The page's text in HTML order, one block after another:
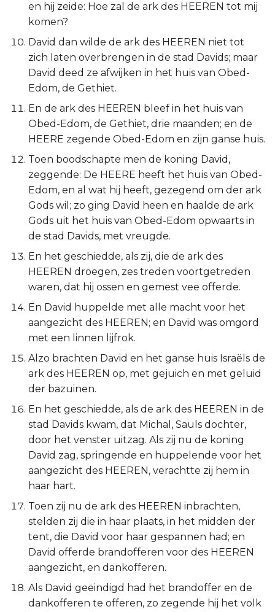
1 Petrus
2 Petrus
1 Johannes
2 Johannes
3 Johannes
Openbaring
en hij zeide: Hoe zal de ark des HEEREN tot mij
komen?
David dan wilde de ark des HEEREN niet tot
zich laten overbrengen in de stad Davids; maar
David deed ze afwijken in het huis van Obed-
Edom, de Gethiet.
En de ark des HEEREN bleef in het huis van
Obed-Edom, de Gethiet, drie maanden; en de
HEERE zegende Obed-Edom en zijn ganse huis.
Toen boodschapte men de koning David,
zeggende: De HEERE heeft het huis van Obed-
Edom, en al wat hij heeft, gezegend om der ark
Gods wil; zo ging David heen en haalde de ark
Gods uit het huis van Obed-Edom opwaarts in
de stad Davids, met vreugde.
En het geschiedde, als zij, die de ark des
HEEREN droegen, zes treden voortgetreden
waren, dat hij ossen en gemest vee offerde.
En David huppelde met alle macht voor het
aangezicht des HEEREN; en David was omgord
met een linnen lijfrok.
Alzo brachten David en het ganse huis Israëls de
ark des HEEREN op, met gejuich en met geluid
der bazuinen.
En het geschiedde, als de ark des HEEREN in de
stad Davids kwam, dat Michal, Sauls dochter,
door het venster uitzag. Als zij nu de koning
David zag, springende en huppelende voor het
aangezicht des HEEREN, verachtte zij hem in
haar hart.
Toen zij nu de ark des HEEREN inbrachten,
stelden zij die in haar plaats, in het midden der
tent, die David voor haar gespannen had; en
David offerde brandofferen voor des HEEREN
aangezicht, en dankofferen.
Als David geëindigd had het brandoffer en de
dankofferen te offeren, zo zegende hij het volk